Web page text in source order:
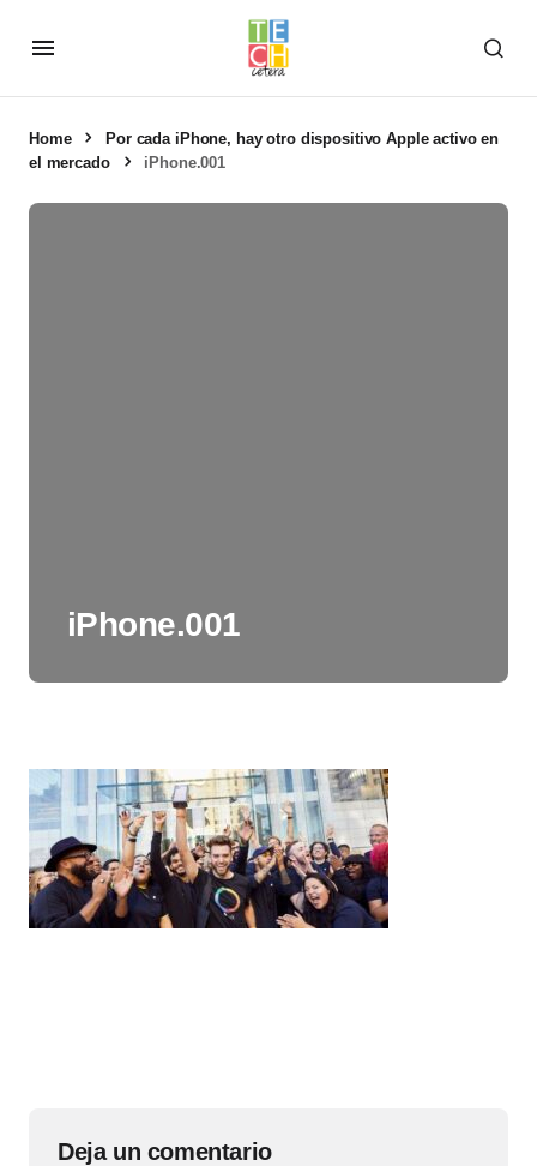
Home
Por cada iPhone, hay otro dispositivo Apple activo en
el mercado
iPhone.001
iPhone.001
Deja un comentario